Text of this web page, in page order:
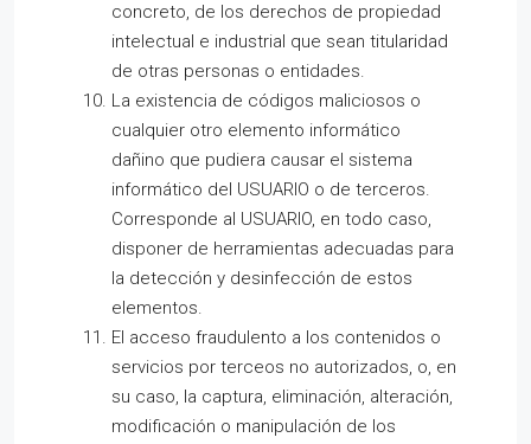
concreto, de los derechos de propiedad
intelectual e industrial que sean titularidad
de otras personas o entidades.
La existencia de códigos maliciosos o
cualquier otro elemento informático
dañino que pudiera causar el sistema
informático del USUARIO o de terceros.
Corresponde al USUARIO, en todo caso,
disponer de herramientas adecuadas para
la detección y desinfección de estos
elementos.
El acceso fraudulento a los contenidos o
servicios por terceos no autorizados, o, en
su caso, la captura, eliminación, alteración,
modificación o manipulación de los